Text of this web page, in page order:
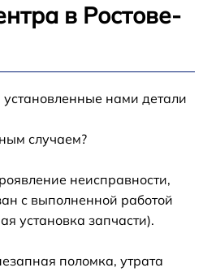
в Ростове-
установленные нами детали
случаем?
неисправности,
с выполненной работой
установка запчасти).
поломка, утрата